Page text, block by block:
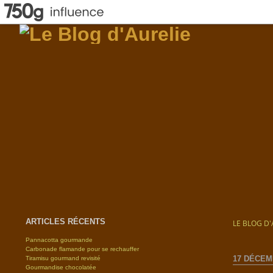
ARTICLES RÉCENTS
Pannacotta gourmande
Carbonade flamande pour se rechauffer
Tiramisu gourmand revisité
Gourmandise chocolatée
LE BLOG
17